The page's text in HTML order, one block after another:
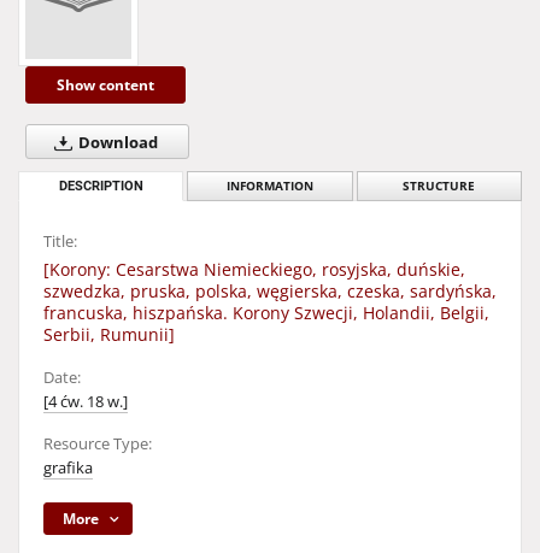
Show content
Download
DESCRIPTION INFORMATION STRUCTURE
Title:
[Korony: Cesarstwa Niemieckiego, rosyjska, duńskie,
szwedzka, pruska, polska, węgierska, czeska, sardyńska,
francuska, hiszpańska. Korony Szwecji, Holandii, Belgii,
Serbii, Rumunii]
Date:
[4 ćw. 18 w.]
Resource Type:
grafika
More